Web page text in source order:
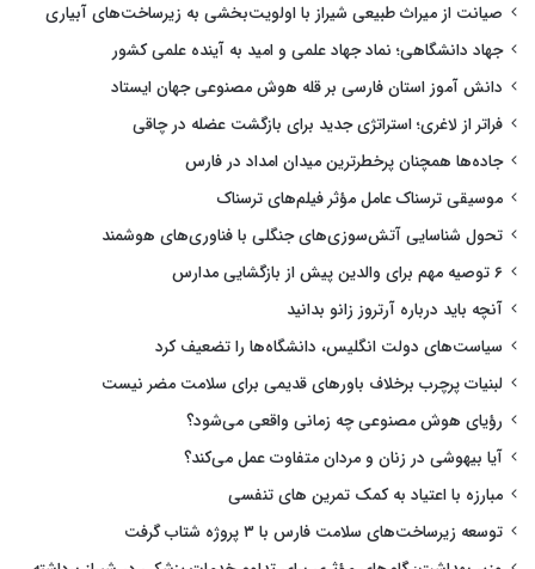
صیانت از میراث طبیعی شیراز با اولویت‌بخشی به زیرساخت‌های آبیاری
جهاد دانشگاهی؛ نماد جهاد علمی و امید به آینده علمی کشور
دانش آموز استان فارسی بر قله هوش مصنوعی جهان ایستاد
فراتر از لاغری؛ استراتژی جدید برای بازگشت عضله در چاقی
جاده‌ها همچنان پرخطرترین میدان امداد در فارس
موسیقی ترسناک عامل مؤثر فیلم‌های ترسناک
تحول شناسایی آتش‌سوزی‌های جنگلی با فناوری‌های هوشمند
۶ توصیه مهم برای والدین پیش از بازگشایی مدارس
آنچه باید درباره آرتروز زانو بدانید
سیاست‌های دولت انگلیس، دانشگاه‌ها را تضعیف کرد
لبنیات پرچرب برخلاف باورهای قدیمی برای سلامت مضر نیست
رؤیای هوش مصنوعی چه زمانی واقعی می‌شود؟
آیا بیهوشی در زنان و مردان متفاوت عمل می‌کند؟
مبارزه با اعتیاد به کمک تمرین های تنفسی
توسعه زیرساخت‌های سلامت فارس با ۳ پروژه شتاب گرفت